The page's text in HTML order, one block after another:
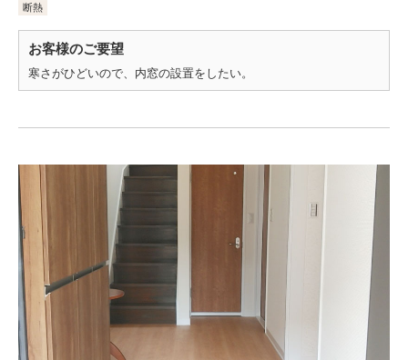
断熱
お客様のご要望
寒さがひどいので、内窓の設置をしたい。